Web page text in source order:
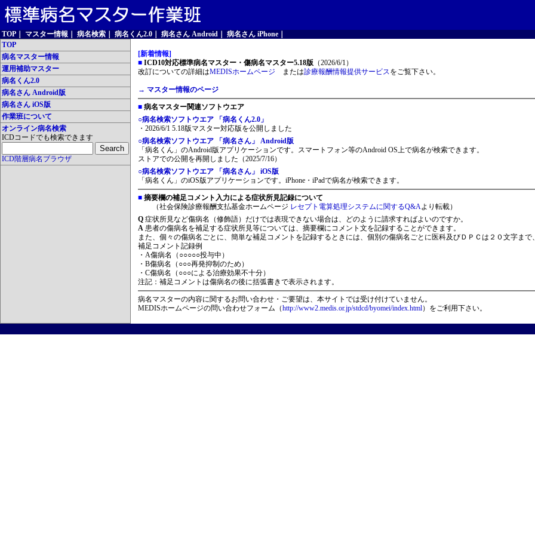
TOP マスター情報 病名検索 病名くん2.0 病名さん Android 病名さん iPhone
TOP
病名マスター情報
運用補助マスター
病名くん2.0
病名さん Android版
病名さん iOS版
作業班について
オンライン病名検索
ICDコードでも検索できます
ICD階層病名ブラウザ
[新着情報]
■ ICD10対応標準病名マスター・傷病名マスター5.18版 （2026/6/1）
改訂についての詳細はMEDISホームページ または診療報酬情報提供サービスをご覧下さい。
→ マスター情報のページ
■ 病名マスター関連ソフトウエア
○病名検索ソフトウエア 「病名くん2.0」
・2026/6/1 5.18版マスター対応版を公開しました
○病名検索ソフトウエア 「病名さん」 Android版
「病名くん」のAndroid版アプリケーションです。スマートフォン等のAndroid OS上で病名が検索できます。
ストアでの公開を再開しました（2025/7/16）
○病名検索ソフトウエア 「病名さん」 iOS版
「病名くん」のiOS版アプリケーションです。iPhone・iPadで病名が検索できます。
■ 摘要欄の補足コメント入力による症状所見記録について
（社会保険診療報酬支払基金ホームページ レセプト電算処理システムに関するQ&Aより転載）
Q 症状所見など傷病名（修飾語）だけでは表現できない場合は、どのように請求すればよいのですか。
A 患者の傷病名を補足する症状所見等については、摘要欄にコメント文を記録することができます。
また、個々の傷病名ごとに、簡単な補足コメントを記録するときには、個別の傷病名ごとに医科及びＤＰＣは２０文字まで
補足コメント記録例
・A傷病名（○○○○○投与中）
・B傷病名（○○○再発抑制のため）
・C傷病名（○○○による治療効果不十分）
注記：補足コメントは傷病名の後に括弧書きで表示されます。
病名マスターの内容に関するお問い合わせ・ご要望は、本サイトでは受け付けていません。
MEDISホームページの問い合わせフォーム（http://www2.medis.or.jp/stdcd/byomei/index.html）をご利用下さい。